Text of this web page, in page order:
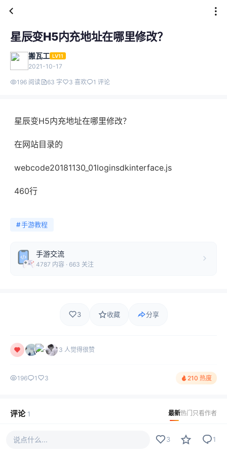
星辰变H5内充地址在哪里修改？
搬瓦工 LV11
2021-10-17
196 阅读 63 字 3 喜欢 1 评论
星辰变H5内充地址在哪里修改？
在网站目录的
webcode20181130_01loginsdkinterface.js
460行
#手游教程
手游交流
4787 内容 · 663 关注
3 收藏 分享
3 人觉得很赞
196 1 3 210 热度
评论 1 最新热门 只看作者
♔y1青橙ī︶°■
说点什么... 3 1